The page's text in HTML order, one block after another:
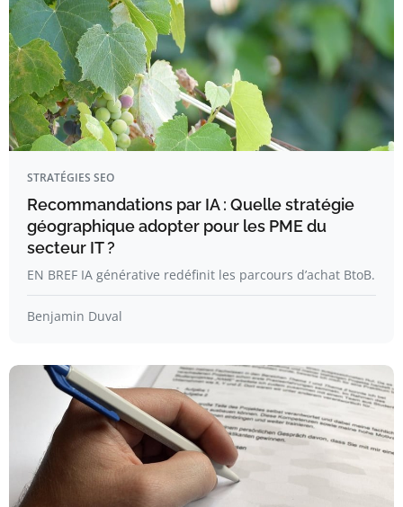
STRATÉGIES SEO
Recommandations par IA : Quelle stratégie
géographique adopter pour les PME du
secteur IT ?
EN BREF IA générative redéfinit les parcours d’achat BtoB.
Benjamin Duval